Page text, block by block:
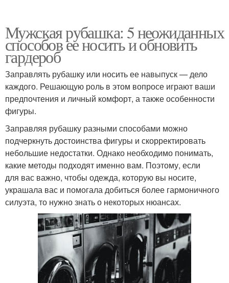
Мужская рубашка: 5 неожиданных
способов ее носить и обновить
гардероб
Заправлять рубашку или носить ее навыпуск — дело
каждого. Решающую роль в этом вопросе играют ваши
предпочтения и личный комфорт, а также особенности
фигуры.
Заправляя рубашку разными способами можно
подчеркнуть достоинства фигуры и скорректировать
небольшие недостатки. Однако необходимо понимать,
какие методы подходят именно вам. Поэтому, если
для вас важно, чтобы одежда, которую вы носите,
украшала вас и помогала добиться более гармоничного
силуэта, то нужно знать о некоторых нюансах.